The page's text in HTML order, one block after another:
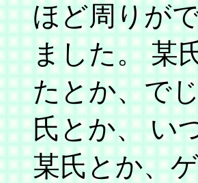
ほど周りが
ました。 某
たとか、で
氏とか、 い
某氏とか、